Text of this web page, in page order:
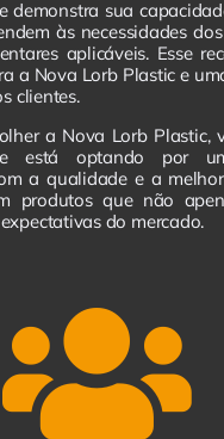
demonstra sua
às necessidades
aplicáveis. Esse
a Nova Lorb Plastic e
clientes.
a Nova Lorb Plastic,
está optando por
a qualidade e a
produtos que não
do mercado.